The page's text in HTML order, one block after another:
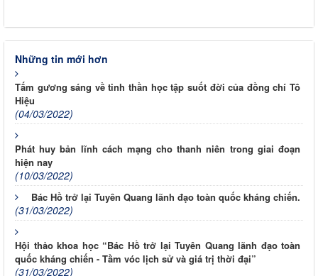
Những tin mới hơn
Tấm gương sáng về tinh thần học tập suốt đời của đồng chí Tô
Hiệu
(04/03/2022)
Phát huy bản lĩnh cách mạng cho thanh niên trong giai đoạn
hiện nay
(10/03/2022)
Bác Hồ trở lại Tuyên Quang lãnh đạo toàn quốc kháng chiến.
(31/03/2022)
Hội thảo khoa học “Bác Hồ trở lại Tuyên Quang lãnh đạo toàn
quốc kháng chiến - Tầm vóc lịch sử và giá trị thời đại”
(31/03/2022)